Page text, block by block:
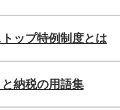
ップ特例制度とは
納税の用語集